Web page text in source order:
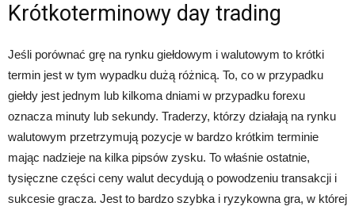
Krótkoterminowy day trading
Jeśli porównać grę na rynku giełdowym i walutowym to krótki
termin jest w tym wypadku dużą różnicą. To, co w przypadku
giełdy jest jednym lub kilkoma dniami w przypadku forexu
oznacza minuty lub sekundy. Traderzy, którzy działają na rynku
walutowym przetrzymują pozycje w bardzo krótkim terminie
mając nadzieje na kilka pipsów zysku. To właśnie ostatnie,
tysięczne części ceny walut decydują o powodzeniu transakcji i
sukcesie gracza. Jest to bardzo szybka i ryzykowna gra, w której